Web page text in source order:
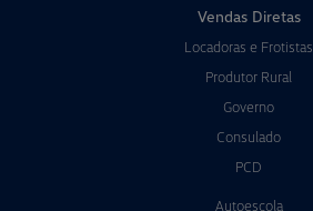
Vendas Diretas
Locadoras e Frotistas
Produtor Rural
Governo
Consulado
PCD
Autoescola